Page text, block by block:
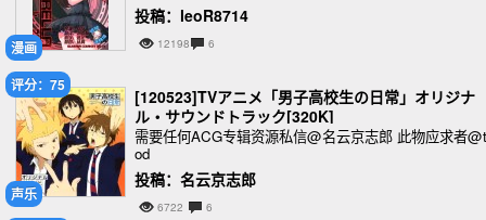
漫画
投稿：leoR8714
12198 6
声乐
评分：75
[120523]TVアニメ「男子高校生の日常」オリジナ
ル・サウンドトラック[320K]
需要任何ACG专辑资源私信@名云京志郎 此物应求者
od
投稿：名云京志郎
6722 6